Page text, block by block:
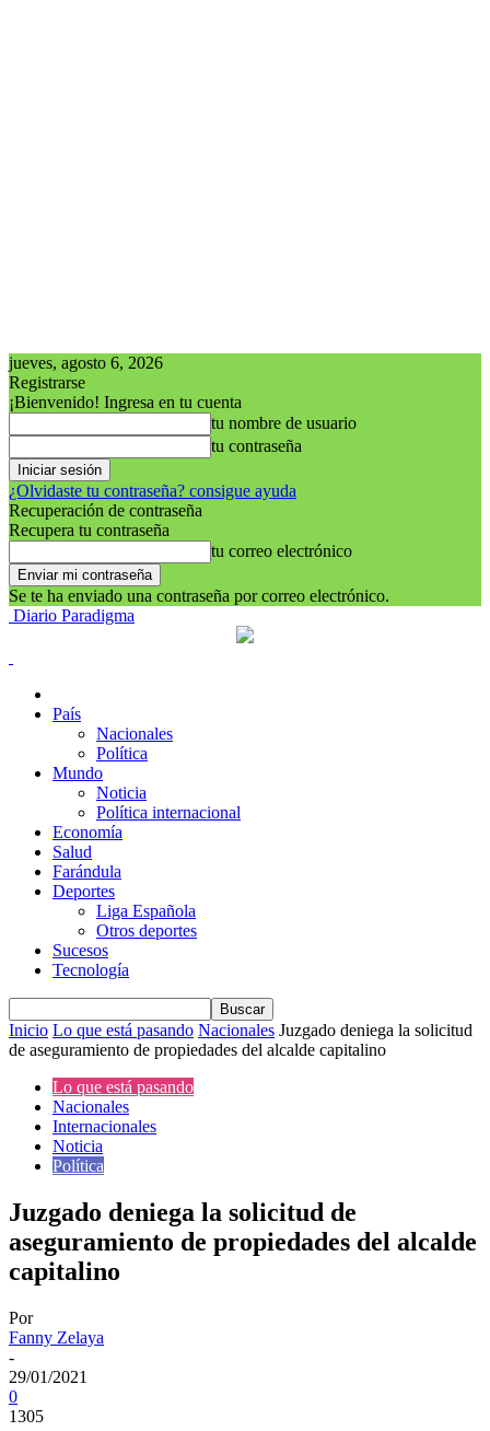
jueves, agosto 6, 2026
Registrarse
¡Bienvenido! Ingresa en tu cuenta
tu nombre de usuario
tu contraseña
¿Olvidaste tu contraseña? consigue ayuda
Recuperación de contraseña
Recupera tu contraseña
tu correo electrónico
Se te ha enviado una contraseña por correo electrónico.
Diario Paradigma
País
Nacionales
Política
Mundo
Noticia
Política internacional
Economía
Salud
Farándula
Deportes
Liga Española
Otros deportes
Sucesos
Tecnología
Inicio Lo que está pasando Nacionales Juzgado deniega la solicitud
de aseguramiento de propiedades del alcalde capitalino
Lo que está pasando
Nacionales
Internacionales
Noticia
Política
Juzgado deniega la solicitud de
aseguramiento de propiedades del alcalde
capitalino
Por
Fanny Zelaya
-
29/01/2021
0
1305